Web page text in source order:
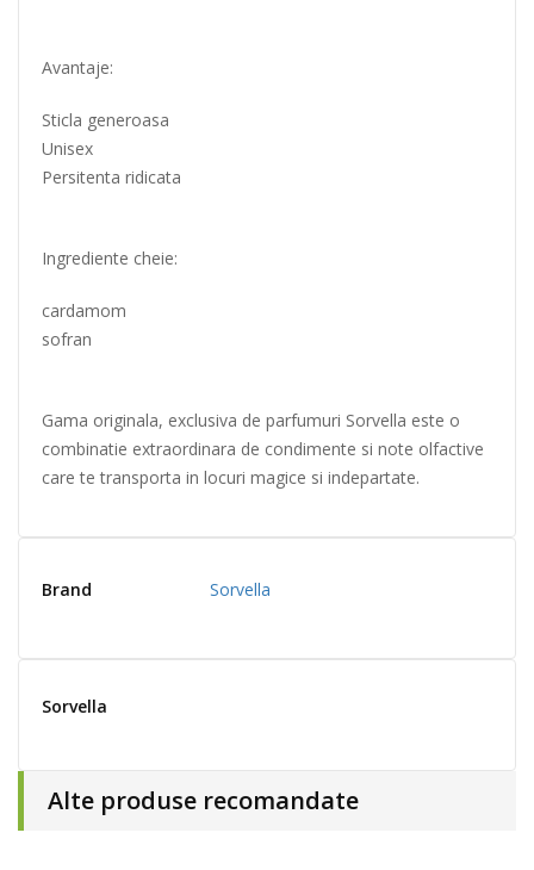
Avantaje:
Sticla generoasa
Unisex
Persitenta ridicata
Ingrediente cheie:
cardamom
sofran
Gama originala, exclusiva de parfumuri Sorvella este o
combinatie extraordinara de condimente si note olfactive
care te transporta in locuri magice si indepartate.
Brand Sorvella
Sorvella
Alte produse recomandate